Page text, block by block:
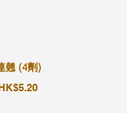
翹 (4劑)